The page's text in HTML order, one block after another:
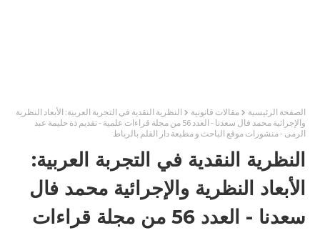
الصفحة الرئيسية مقالات قانونية
النظرية النقدية في التجربة العربية: الأبعاد النظرية
والإجرائية محمد فال سعدنا - العدد 56 من مجلة قراءات علمية - تقديم ذة حليمة عبد
الرمى - منشورات موقع الباحث و مطبعة دار القلم بالرباط
النظرية النقدية في التجربة العربية:
الأبعاد النظرية والإجرائية محمد فال
سعدنا - العدد 56 من مجلة قراءات